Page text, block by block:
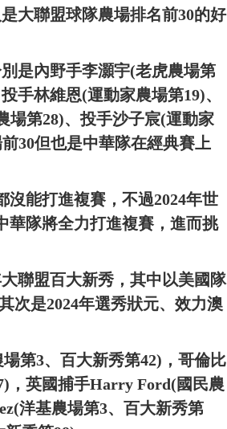
大聯盟球隊農場排名前30的好
是內野手李灝宇(老虎農場第
手林維恩(運動家農場第19)、
場第28)、投手沙子宸(運動家
30但也是中華隊在經典賽上
沒能打進複賽，不過2024年世
華隊將全力打進複賽，進而挑
聯盟百大新秀，其中以美國隊
次是2024年選秀狀元、效力澳
第3、百大新秀第42)，哥倫比
，英國捕手Harry Ford(國民農
洋基農場第3、百大新秀第